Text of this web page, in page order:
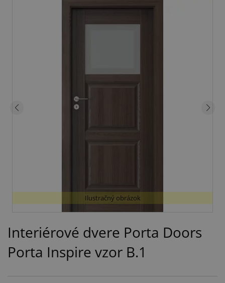
Ilustračný obrázok
Interiérové dvere Porta Doors
Porta Inspire vzor B.1